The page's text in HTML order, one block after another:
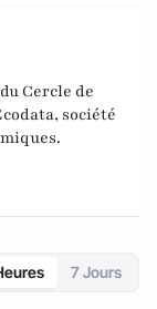
Cercle de
, société
7 Jours